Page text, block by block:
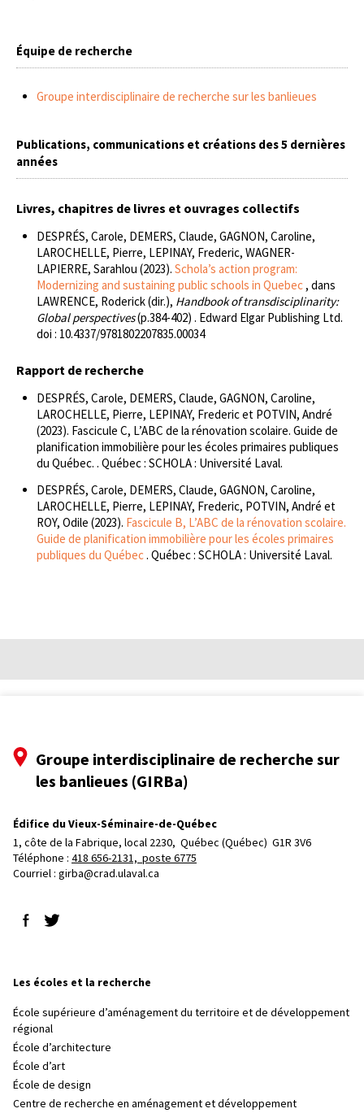
Équipe de recherche
Groupe interdisciplinaire de recherche sur les banlieues
Publications, communications et créations des 5 dernières
années
Livres, chapitres de livres et ouvrages collectifs
DESPRÉS, Carole, DEMERS, Claude, GAGNON, Caroline,
LAROCHELLE, Pierre, LEPINAY, Frederic, WAGNER-
LAPIERRE, Sarahlou (2023). Schola’s action program:
Modernizing and sustaining public schools in Quebec, dans
LAWRENCE, Roderick (dir.), Handbook of transdisciplinarity:
Global perspectives(p.384-402) . Edward Elgar Publishing Ltd.
doi : 10.4337/9781802207835.00034
Rapport de recherche
DESPRÉS, Carole, DEMERS, Claude, GAGNON, Caroline,
LAROCHELLE, Pierre, LEPINAY, Frederic et POTVIN, André
(2023). Fascicule C, L’ABC de la rénovation scolaire. Guide de
planification immobilière pour les écoles primaires publiques
du Québec. . Québec : SCHOLA : Université Laval.
DESPRÉS, Carole, DEMERS, Claude, GAGNON, Caroline,
LAROCHELLE, Pierre, LEPINAY, Frederic, POTVIN, André et
ROY, Odile (2023). Fascicule B, L’ABC de la rénovation scolaire.
Guide de planification immobilière pour les écoles primaires
publiques du Québec. Québec : SCHOLA : Université Laval.
Groupe interdisciplinaire de recherche sur
les banlieues (GIRBa)
Édifice du Vieux-Séminaire-de-Québec
1, côte de la Fabrique, local 2230, Québec (Québec)  G1R 3V6
Téléphone : 418 656-2131, poste 6775
Courriel : girba@crad.ulaval.ca
Suivez-nous sur Facebook
Suivez-nous sur Twitter
Les écoles et la recherche
École supérieure d’aménagement du territoire et de développement
régional
École d’architecture
École d’art
École de design
Centre de recherche en aménagement et développement